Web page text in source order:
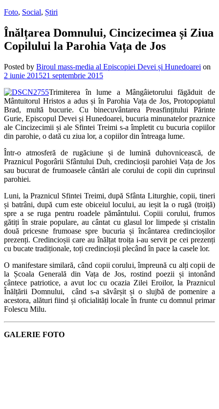
Foto, Social, Știri
Înălțarea Domnului, Cincizecimea și Ziua
Copilului la Parohia Vața de Jos
Posted by Biroul mass-media al Episcopiei Devei și Hunedoarei on
2 iunie 201521 septembrie 2015
Trimiterea în lume a Mângâietorului făgăduit de
Mântuitorul Hristos a adus și în Parohia Vața de Jos, Protopopiatul
Brad, multă bucurie. Cu binecuvântarea Preasfințitului Părinte
Gurie, Episcopul Devei și Hunedoarei, bucuria minunatelor praznice
ale Cincizecimii și ale Sfintei Treimi s-a împletit cu bucuria copiilor
din parohie, o dată cu ziua lor, a copiilor din întreaga lume.
Într-o atmosferă de rugăciune și de lumină duhovnicească, de
Praznicul Pogorârii Sfântului Duh, credincioșii parohiei Vața de Jos
sau bucurat de frumoasele cântări ale corului de copii din cuprinsul
parohiei.
Luni, la Praznicul Sfintei Treimi, după Sfânta Liturghie, copii, tineri
și batrâni, după cum este obiceiul locului, au ieșit la o rugă (troiță)
spre a se ruga pentru roadele pământului. Copiii corului, frumos
gătiți în straie populare, au cântat cu glasul lor limpede și cristalin
două pricesne frumoase spre bucuria și încântarea credincioșilor
prezenți. Credincioșii care au înălțat troița i-au servit pe cei prezenți
cu bucate tradiționale, toți credincioșii plecând în pace la casele lor.
O manifestare similară, când copii corului, împreună cu alți copii de
la Școala Generală din Vața de Jos, rostind poezii și intonând
cântece patriotice, a avut loc cu ocazia Zilei Eroilor, la Praznicul
Înălțării Domnului, când s-a săvârșit și o slujbă de pomenire a
acestora, alături fiind și oficialități locale în frunte cu domnul primar
Folescu Milu.
GALERIE FOTO